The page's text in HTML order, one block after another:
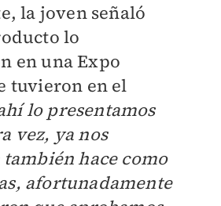
la joven señaló
lo
en una Expo
tuvieron en el
lo presentamos
vez, ya nos
hace como
afortunadamente